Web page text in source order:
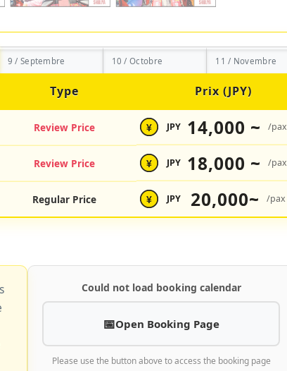
9 / Septembre 10 / Octobre 11 / Novembre
Type Prix (JPY)
Review Price ¥ JPY 14,000 ~ /pax
Review Price ¥ JPY 18,000 ~ /pax
Regular Price ¥ JPY 20,000~ /pax
Could not load booking calendar
Open Booking Page
Please use the button above to access the booking page